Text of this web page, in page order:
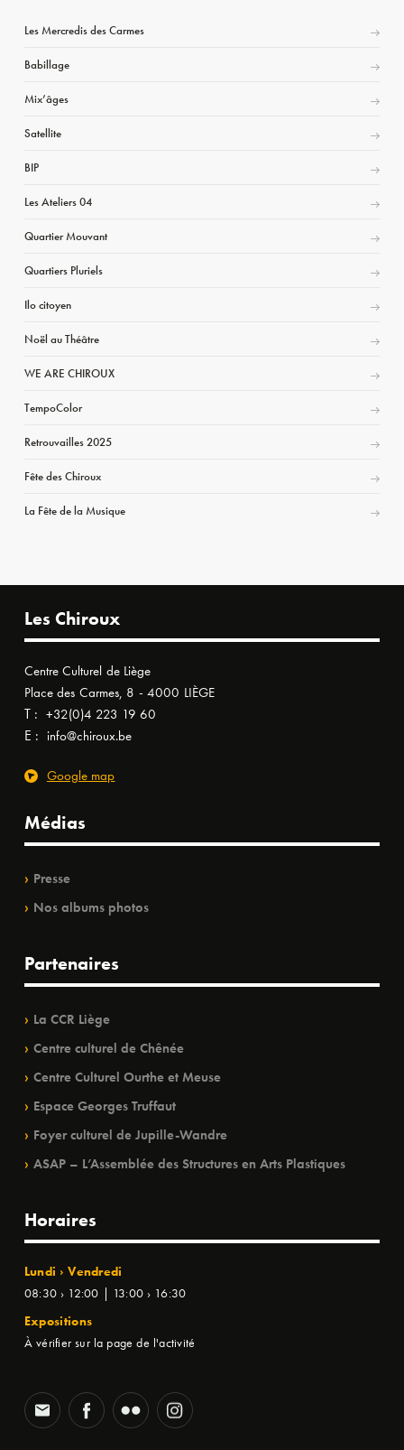
Les Mercredis des Carmes
Babillage
Mix’âges
Satellite
BIP
Les Ateliers 04
Quartier Mouvant
Quartiers Pluriels
Ilo citoyen
Noël au Théâtre
WE ARE CHIROUX
TempoColor
Retrouvailles 2025
Fête des Chiroux
La Fête de la Musique
Les Chiroux
Centre Culturel de Liège
Place des Carmes, 8 - 4000 LIÈGE
T : +32(0)4 223 19 60
E : info@chiroux.be
Google map
Médias
Presse
Nos albums photos
Partenaires
La CCR Liège
Centre culturel de Chênée
Centre Culturel Ourthe et Meuse
Espace Georges Truffaut
Foyer culturel de Jupille-Wandre
ASAP – L’Assemblée des Structures en Arts Plastiques
Horaires
Lundi › Vendredi
08:30 › 12:00 | 13:00 › 16:30
Expositions
À vérifier sur la page de l'activité